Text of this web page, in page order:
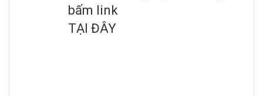
bấm link
TẠI ĐÂY